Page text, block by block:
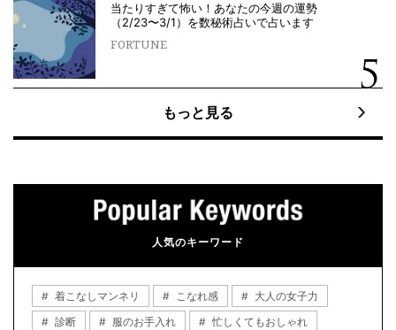
当たりすぎて怖い！あなたの今週の運勢
（2/23〜3/1）を数秘術占いで占います
FORTUNE
もっと見る
人気のキーワード
着こなしマンネリ こなれ感
大人の女子力
診断
服のお手入れ
忙しくてもおしゃれ